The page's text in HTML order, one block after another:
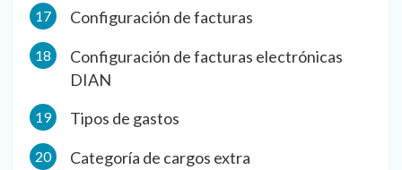
Configuración de facturas
Configuración de facturas electrónicas
DIAN
Tipos de gastos
Categoría de cargos extra